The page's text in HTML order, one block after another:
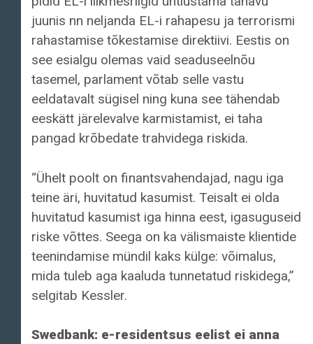
juunis nn neljanda EL-i rahapesu ja terrorismi
rahastamise tõkestamise direktiivi. Eestis on
see esialgu olemas vaid seaduseelnõu
tasemel, parlament võtab selle vastu
eeldatavalt sügisel ning kuna see tähendab
eeskätt järelevalve karmistamist, ei taha
pangad krõbedate trahvidega riskida.
“Ühelt poolt on finantsvahendajad, nagu iga
teine äri, huvitatud kasumist. Teisalt ei olda
huvitatud kasumist iga hinna eest, igasuguseid
riske võttes. Seega on ka välismaiste klientide
teenindamise mündil kaks külge: võimalus,
mida tuleb aga kaaluda tunnetatud riskidega,”
selgitab Kessler.
Swedbank: e-residentsus eelist ei anna